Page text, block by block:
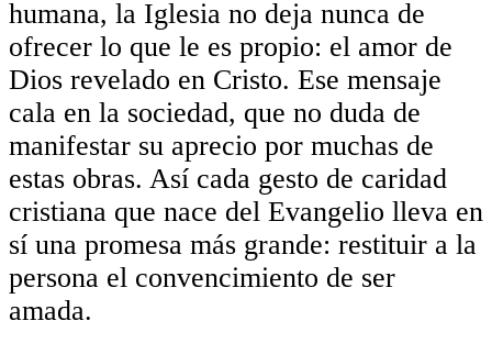
humana, la Iglesia no deja nunca de
ofrecer lo que le es propio: el amor de
Dios revelado en Cristo. Ese mensaje
cala en la sociedad, que no duda de
manifestar su aprecio por muchas de
estas obras. Así cada gesto de caridad
cristiana que nace del Evangelio lleva en
sí una promesa más grande: restituir a la
persona el convencimiento de ser
amada.